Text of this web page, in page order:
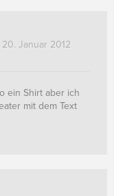
20. Januar 2012
ein Shirt aber ich
mit dem Text